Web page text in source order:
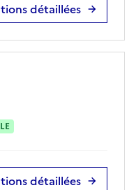
détaillées
détaillées